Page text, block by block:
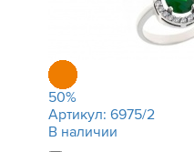
50%
Артикул: 6975/2
В наличии